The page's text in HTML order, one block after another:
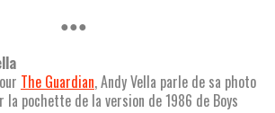
●●●
The Guardian, Andy Vella parle de sa photo
la pochette de la version de 1986 de Boys